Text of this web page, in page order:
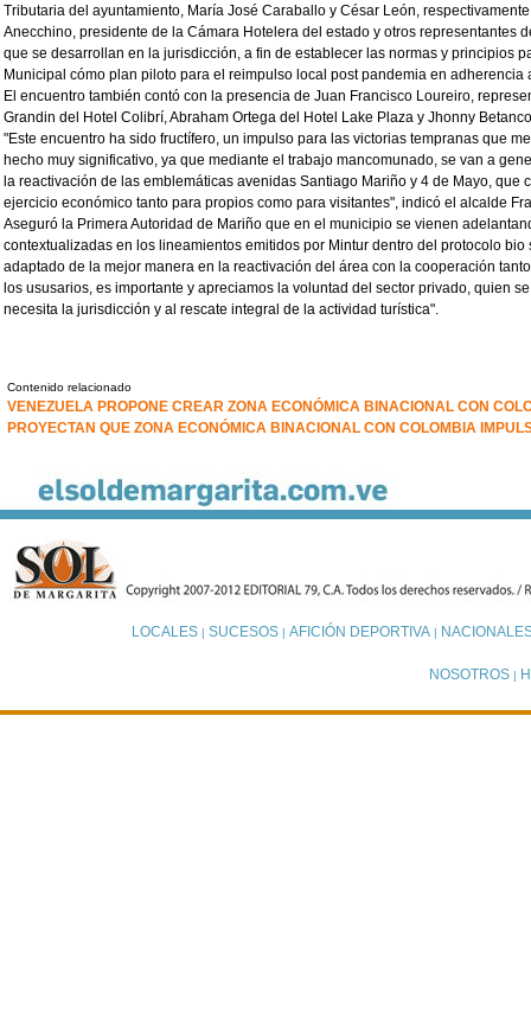
Tributaria del ayuntamiento, María José Caraballo y César León,
Anecchino, presidente de la Cámara Hotelera del estado y otros representantes
que se desarrollan en la jurisdicción, a fin de establecer las normas y principios
Municipal cómo plan piloto para el reimpulso local post pandemia en adherencia
El encuentro también contó con la presencia de Juan Francisco Loureiro,
Grandin del Hotel Colibrí, Abraham Ortega del Hotel Lake Plaza y Jhonny
"Este encuentro ha sido fructífero, un impulso para las victorias tempranas que
hecho muy significativo, ya que mediante el trabajo mancomunado, se van a
la reactivación de las emblemáticas avenidas Santiago Mariño y 4 de Mayo, que
ejercicio económico tanto para propios como para visitantes", indicó el alcalde
Aseguró la Primera Autoridad de Mariño que en el municipio se vienen
contextualizadas en los lineamientos emitidos por Mintur dentro del protocolo
adaptado de la mejor manera en la reactivación del área con la cooperación
los ususarios, es importante y apreciamos la voluntad del sector privado, quien
necesita la jurisdicción y al rescate integral de la actividad turística".
Contenido relacionado
VENEZUELA PROPONE CREAR ZONA ECONÓMICA BINACIONAL CON
PROYECTAN QUE ZONA ECONÓMICA BINACIONAL CON COLOMBIA
LOCALES| SUCESOS| AFICIÓN DEPORTIVA|
NOSOTROS |